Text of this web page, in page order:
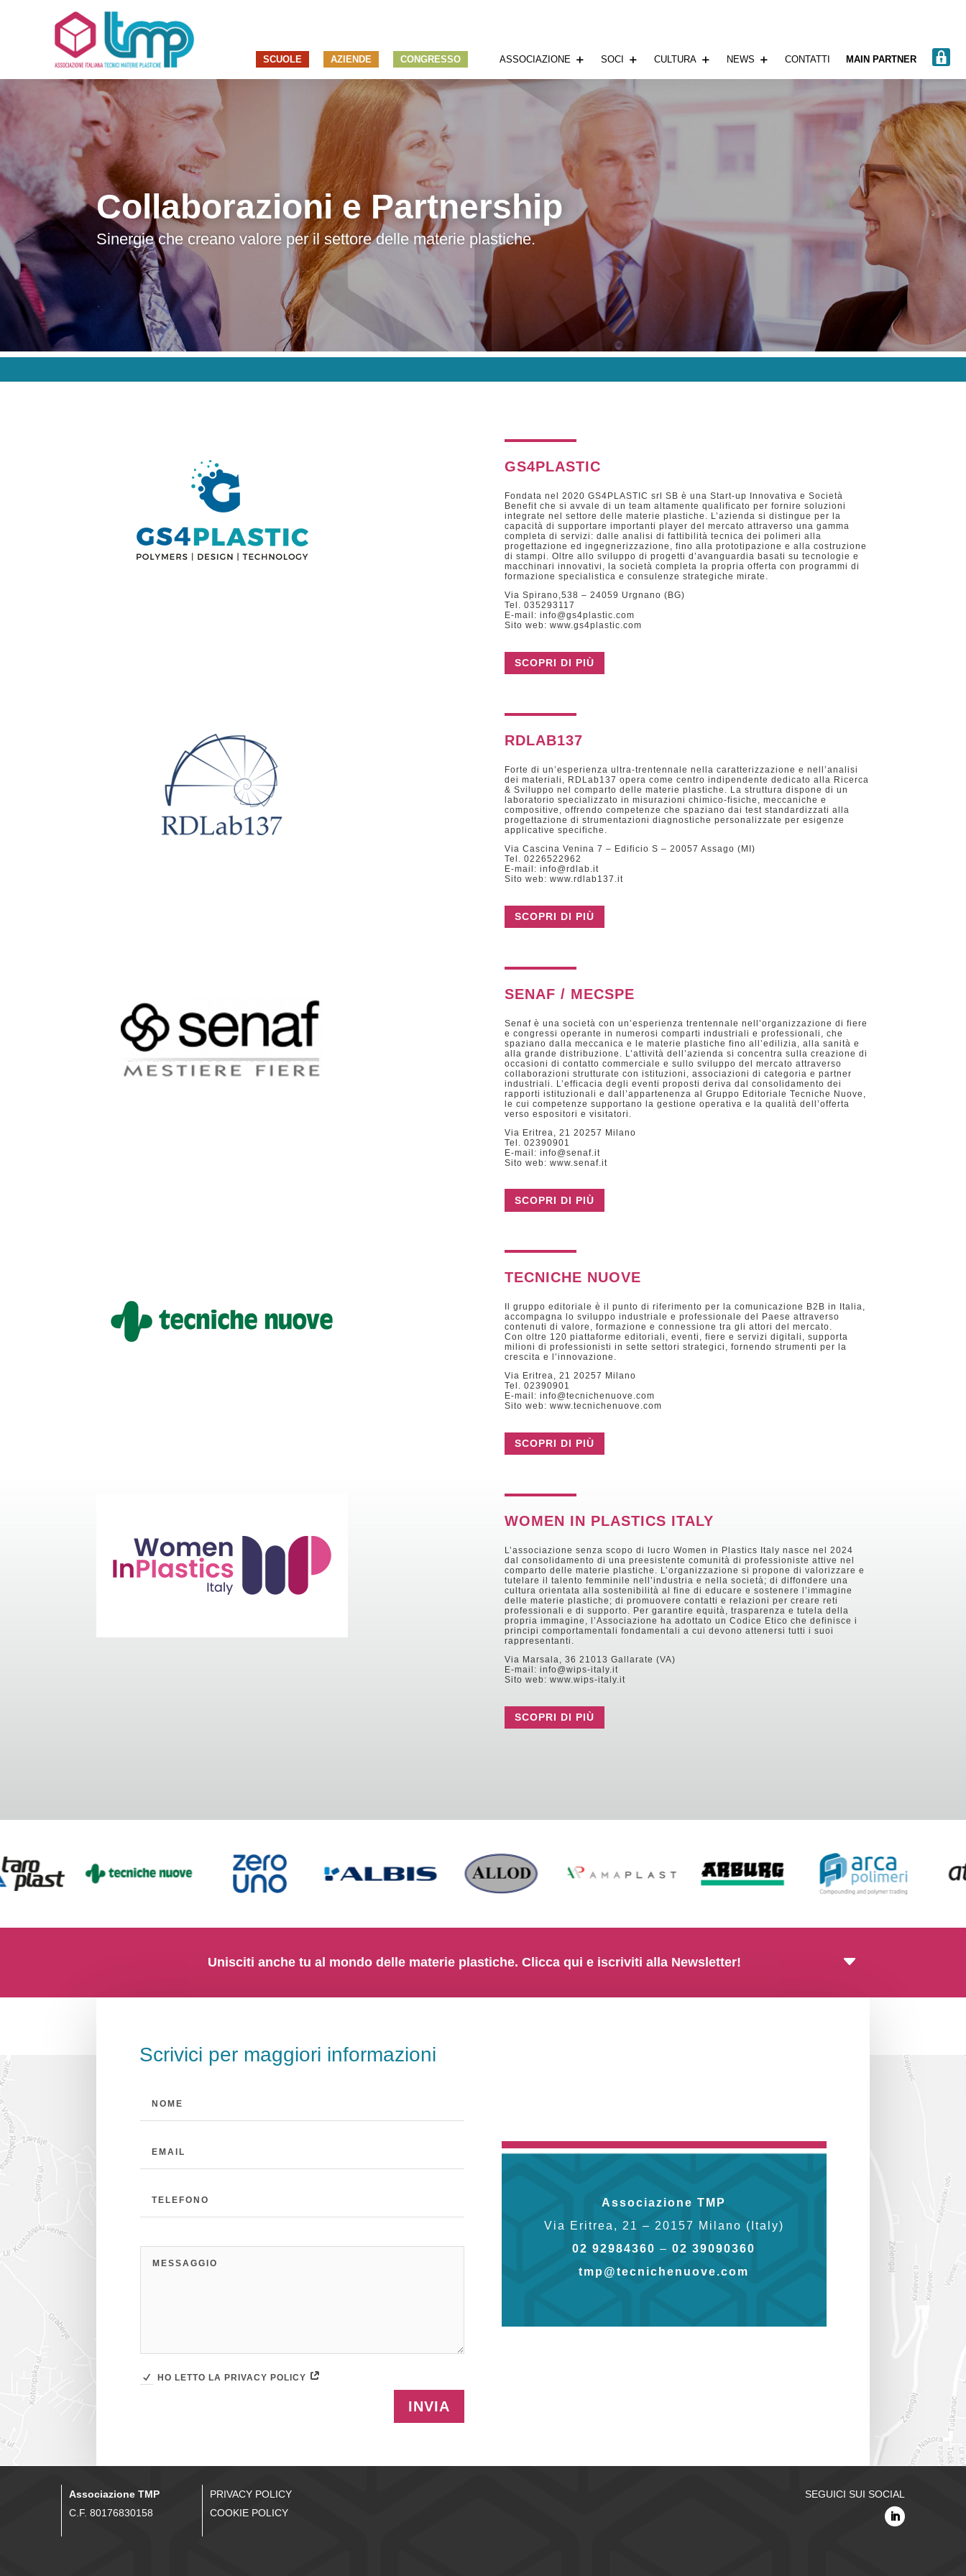
SCUOLE AZIENDE CONGRESSO ASSOCIAZIONE SOCI CULTURA NEWS CONTATTI MAIN PARTNER
P
R
I
V
A
T
A
Collaborazioni e Partnership
Sinergie che creano valore per il settore delle materie plastiche.
GS4PLASTIC
Fondata nel 2020 GS4PLASTIC srl SB è una Start-up Innovativa e Società
Benefit che si avvale di un team altamente qualificato per fornire soluzioni
integrate nel settore delle materie plastiche. L’azienda si distingue per la
capacità di supportare importanti player del mercato attraverso una gamma
completa di servizi: dalle analisi di fattibilità tecnica dei polimeri alla
progettazione ed ingegnerizzazione, fino alla prototipazione e alla costruzione
di stampi. Oltre allo sviluppo di progetti d’avanguardia basati su tecnologie e
macchinari innovativi, la società completa la propria offerta con programmi di
formazione specialistica e consulenze strategiche mirate.
Via Spirano,538 – 24059 Urgnano (BG)
Tel. 035293117
E-mail: info@gs4plastic.com
Sito web: www.gs4plastic.com
SCOPRI DI PIÙ
RDLAB137
Forte di un’esperienza ultra-trentennale nella caratterizzazione e nell’analisi
dei materiali, RDLab137 opera come centro indipendente dedicato alla Ricerca
& Sviluppo nel comparto delle materie plastiche. La struttura dispone di un
laboratorio specializzato in misurazioni chimico-fisiche, meccaniche e
compositive, offrendo competenze che spaziano dai test standardizzati alla
progettazione di strumentazioni diagnostiche personalizzate per esigenze
applicative specifiche.
Via Cascina Venina 7 – Edificio S – 20057 Assago (MI)
Tel. 0226522962
E-mail: info@rdlab.it
Sito web: www.rdlab137.it
SCOPRI DI PIÙ
SENAF / MECSPE
Senaf è una società con un’esperienza trentennale nell’organizzazione di fiere
e congressi operante in numerosi comparti industriali e professionali, che
spaziano dalla meccanica e le materie plastiche fino all’edilizia, alla sanità e
alla grande distribuzione. L’attività dell’azienda si concentra sulla creazione di
occasioni di contatto commerciale e sullo sviluppo del mercato attraverso
collaborazioni strutturate con istituzioni, associazioni di categoria e partner
industriali. L’efficacia degli eventi proposti deriva dal consolidamento dei
rapporti istituzionali e dall’appartenenza al Gruppo Editoriale Tecniche Nuove,
le cui competenze supportano la gestione operativa e la qualità dell’offerta
verso espositori e visitatori.
Via Eritrea, 21 20257 Milano
Tel. 02390901
E-mail: info@senaf.it
Sito web: www.senaf.it
SCOPRI DI PIÙ
TECNICHE NUOVE
Il gruppo editoriale è il punto di riferimento per la comunicazione B2B in Italia,
accompagna lo sviluppo industriale e professionale del Paese attraverso
contenuti di valore, formazione e connessione tra gli attori del mercato.
Con oltre 120 piattaforme editoriali, eventi, fiere e servizi digitali, supporta
milioni di professionisti in sette settori strategici, fornendo strumenti per la
crescita e l’innovazione.
Via Eritrea, 21 20257 Milano
Tel. 02390901
E-mail: info@tecnichenuove.com
Sito web: www.tecnichenuove.com
SCOPRI DI PIÙ
WOMEN IN PLASTICS ITALY
L’associazione senza scopo di lucro Women in Plastics Italy nasce nel 2024
dal consolidamento di una preesistente comunità di professioniste attive nel
comparto delle materie plastiche. L’organizzazione si propone di valorizzare e
tutelare il talento femminile nell’industria e nella società; di diffondere una
cultura orientata alla sostenibilità al fine di educare e sostenere l’immagine
delle materie plastiche; di promuovere contatti e relazioni per creare reti
professionali e di supporto. Per garantire equità, trasparenza e tutela della
propria immagine, l’Associazione ha adottato un Codice Etico che definisce i
principi comportamentali fondamentali a cui devono attenersi tutti i suoi
rappresentanti.
Via Marsala, 36 21013 Gallarate (VA)
E-mail: info@wips-italy.it
Sito web: www.wips-italy.it
SCOPRI DI PIÙ
Unisciti anche tu al mondo delle materie plastiche. Clicca qui e iscriviti alla Newsletter!
Scrivici per maggiori informazioni
HO LETTO LA PRIVACY POLICY
INVIA
Associazione TMP
Via Eritrea, 21 – 20157 Milano (Italy)
02 92984360 –02 39090360
tmp@tecnichenuove.com
Associazione TMP
C.F. 80176830158
PRIVACY POLICY
COOKIE POLICY
SEGUICI SUI SOCIAL